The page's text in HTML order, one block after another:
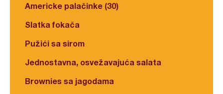
Americke palačinke (30)
Slatka fokača
Pužići sa sirom
Jednostavna, osvežavajuća salata
Brownies sa jagodama